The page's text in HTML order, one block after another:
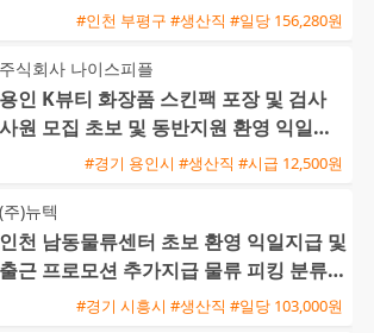
#인천 부평구 #생산직 #일당 156,280원
주식회사 나이스피플
용인 K뷰티 화장품 스킨팩 포장 및 검사
사원 모집 초보 및 동반지원 환영 익일지
#경기 용인시 #생산직 #시급 12,500원
(주)뉴텍
인천 남동물류센터 초보 환영 익일지급 및
출근 프로모션 추가지급 물류 피킹 분류
#경기 시흥시 #생산직 #일당 103,000원